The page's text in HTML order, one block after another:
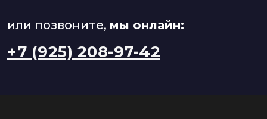
или позвоните, мы онлайн:
+7 (925) 208-97-42